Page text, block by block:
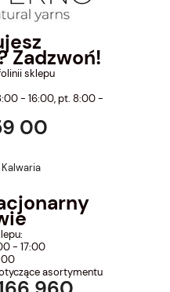
Zadzwoń!
sklepu
- 16:00, pt. 8:00 -
00
- 17:00
asortymentu